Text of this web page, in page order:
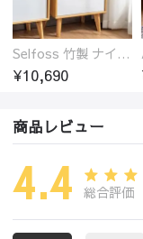
Selfoss 竹製 ナイトテーブル
¥10,690
商品レビュー
4.4 総合評価